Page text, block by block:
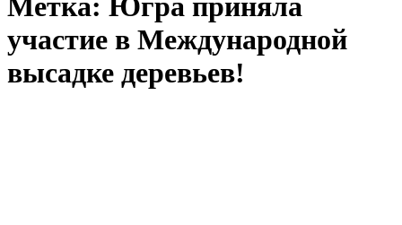
участие в Международной
высадке деревьев!